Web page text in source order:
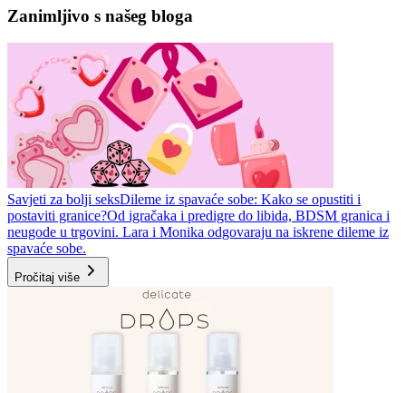
Zanimljivo s našeg bloga
Savjeti za bolji seksDileme iz spavaće sobe: Kako se opustiti i
postaviti granice?Od igračaka i predigre do libida, BDSM granica i
neugode u trgovini. Lara i Monika odgovaraju na iskrene dileme iz
spavaće sobe.
Pročitaj više